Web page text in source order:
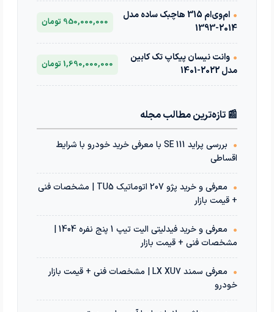
•
ام‌وی‌ام 315 هاچبک ساده مدل
2014-1393
950,000,000 تومان
• وانت نیسان پیکاپ تک کابین
مدل 2022-1401
1,690,000,000 تومان
📰 تازه‌ترین مطالب مجله
•
بررسی پراید 111 SE با معرفی خرید خودرو با شرایط
اقساطی
•
معرفی و خرید پژو 207 اتوماتیک TU5 | مشخصات فنی
+ قیمت بازار
•
معرفی و خرید فیدلیتی الیت تیپ 1 پنج نفره 1404 |
مشخصات فنی + قیمت بازار
•
معرفی سمند LX XU7 | مشخصات فنی + قیمت بازار
خودرو